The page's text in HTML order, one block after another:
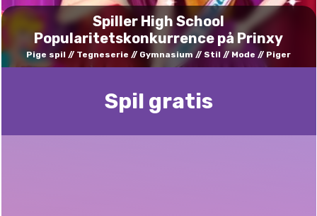
Spiller High School
Popularitetskonkurrence på Prinxy
Pige spil Tegneserie Gymnasium Stil Mode Piger
Spil gratis